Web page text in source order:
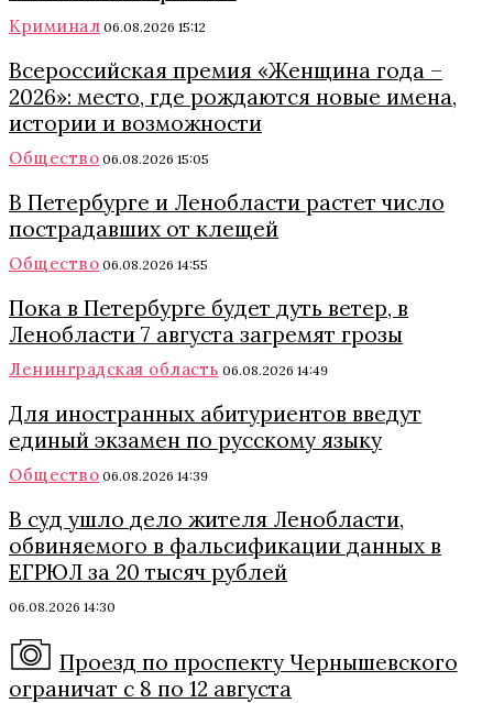
Криминал 06.08.2026 15:12
Всероссийская премия «Женщина года –
2026»: место, где рождаются новые имена,
истории и возможности
Общество 06.08.2026 15:05
В Петербурге и Ленобласти растет число
пострадавших от клещей
Общество 06.08.2026 14:55
Пока в Петербурге будет дуть ветер, в
Ленобласти 7 августа загремят грозы
Ленинградская область 06.08.2026 14:49
Для иностранных абитуриентов введут
единый экзамен по русскому языку
Общество 06.08.2026 14:39
В суд ушло дело жителя Ленобласти,
обвиняемого в фальсификации данных в
ЕГРЮЛ за 20 тысяч рублей
06.08.2026 14:30
Проезд по проспекту Чернышевского
ограничат с 8 по 12 августа